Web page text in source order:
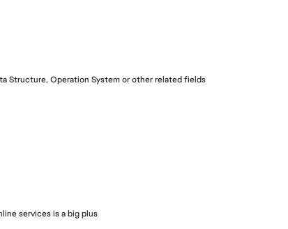
Structure, Operation System or other related fields
services is a big plus